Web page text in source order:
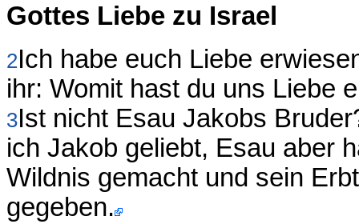
Gottes Liebe zu Israel
2Ich habe euch Liebe
ihr: Womit hast du uns Liebe
3Ist nicht Esau Jakobs
ich Jakob geliebt, Esau aber
Wildnis gemacht und sein
gegeben.